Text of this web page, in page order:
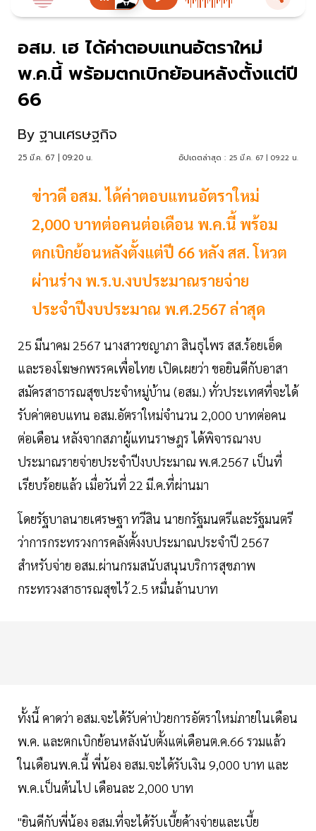
อสม. เฮ ได้ค่าตอบแทนอัตราใหม่
พ.ค.นี้ พร้อมตกเบิกย้อนหลังตั้งแต่ปี
66
By ฐานเศรษฐกิจ
25 มี.ค. 67 | 09:20 น. อัปเดตล่าสุด : 25 มี.ค. 67 | 09:22 น.
ข่าวดี อสม. ได้ค่าตอบแทนอัตราใหม่
2,000 บาทต่อคนต่อเดือน พ.ค.นี้ พร้อม
ตกเบิกย้อนหลังตั้งแต่ปี 66 หลัง สส. โหวต
ผ่านร่าง พ.ร.บ.งบประมาณรายจ่าย
ประจำปีงบประมาณ พ.ศ.2567 ล่าสุด
25 มีนาคม 2567 นางสาวชญาภา สินธุไพร สส.ร้อยเอ็ด
และรองโฆษกพรรคเพื่อไทย เปิดเผยว่า ขอยินดีกับอาสา
สมัครสาธารณสุขประจำหมู่บ้าน (อสม.) ทั่วประเทศที่จะได้
รับค่าตอบแทน อสม.อัตราใหม่จำนวน 2,000 บาทต่อคน
ต่อเดือน หลังจากสภาผู้แทนราษฎร ได้พิจารณางบ
ประมาณรายจ่ายประจำปีงบประมาณ พ.ศ.2567 เป็นที่
เรียบร้อยแล้ว เมื่อวันที่ 22 มี.ค.ที่ผ่านมา
โดยรัฐบาลนายเศรษฐา ทวีสิน นายกรัฐมนตรีและรัฐมนตรี
ว่าการกระทรวงการคลังตั้งงบประมาณประจำปี 2567
สำหรับจ่าย อสม.ผ่านกรมสนับสนุนบริการสุขภาพ
กระทรวงสาธารณสุขไว้ 2.5 หมื่นล้านบาท
ทั้งนี้ คาดว่า อสม.จะได้รับค่าป่วยการอัตราใหม่ภายในเดือน
พ.ค. และตกเบิกย้อนหลังนับตั้งแต่เดือนต.ค.66 รวมแล้ว
ในเดือนพ.ค.นี้ พี่น้อง อสม.จะได้รับเงิน 9,000 บาท และ
พ.ค.เป็นต้นไป เดือนละ 2,000 บาท
"ยินดีกับพี่น้อง อสม.ที่จะได้รับเบี้ยค้างจ่ายและเบี้ย